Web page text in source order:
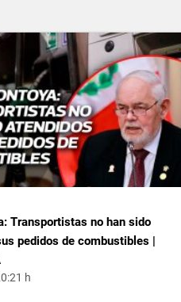
Transportistas no han sido
pedidos de combustibles |
h